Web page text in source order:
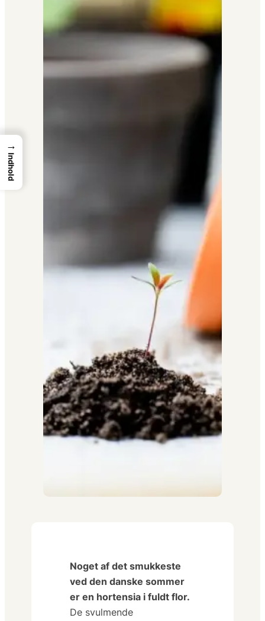
Noget af det smukkeste
ved den danske sommer
er en hortensia i fuldt flor.
De svulmende
→
Indhold